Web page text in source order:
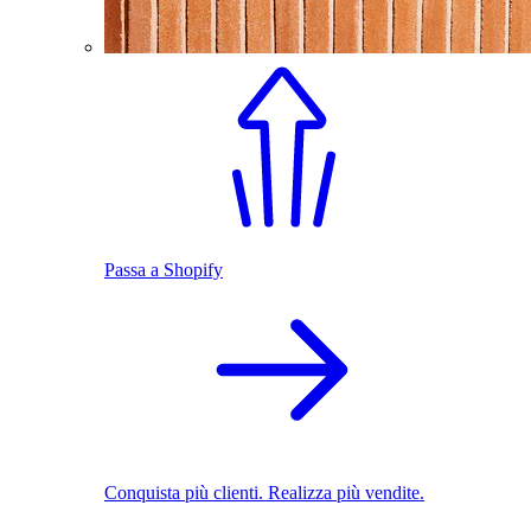
Passa a Shopify
Conquista più clienti. Realizza più vendite.